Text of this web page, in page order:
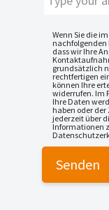
Wenn Sie die
nachfolgenden
dass wir Ihre
grundsätzlich
rechtfertigen
können Ihre
widerrufen. Im
Ihre Daten
haben oder der
jederzeit über
Informationen